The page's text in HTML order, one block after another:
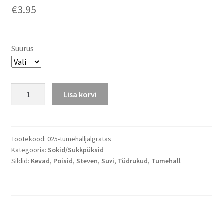
€3.95
Suurus
35/37
kogus
Lisa korvi
Tootekood: 025-tumehalljalgratas
Kategooria: Sokid/Sukkpüksid
Sildid: Kevad, Poisid, Steven, Suvi, Tüdrukud, Tumehall